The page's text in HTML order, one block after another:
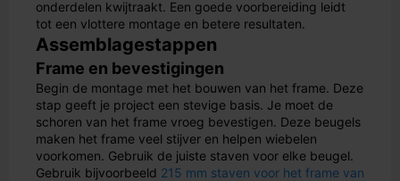
onderdelen kwijtraakt. Een goede voorbereiding leidt
tot een vlottere montage en betere resultaten.
Assemblagestappen
Frame en bevestigingen
Begin de montage met het bouwen van het frame. Deze
stap geeft je project een stevige basis. Je moet de
schoren van het frame vroeg bevestigen. Deze beugels
maken het frame veel stijver en helpen wiebelen
voorkomen. Gebruik de juiste staven voor elke beugel.
Gebruik bijvoorbeeld 215 mm staven voor het frame van